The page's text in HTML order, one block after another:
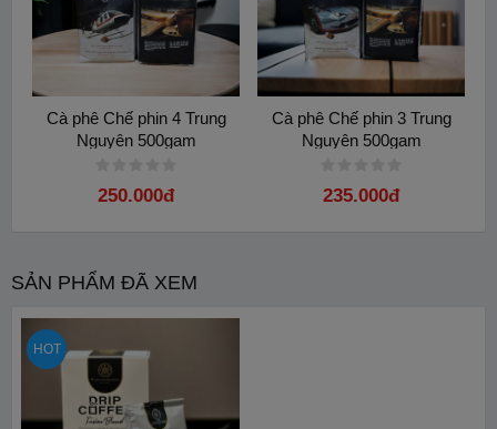
Cà phê Chế phin 4 Trung
Nguyên 500gam
250.000đ
Cà phê Chế phin 3 Trung
Nguyên 500gam
235.000đ
SẢN PHẨM ĐÃ XEM
HOT